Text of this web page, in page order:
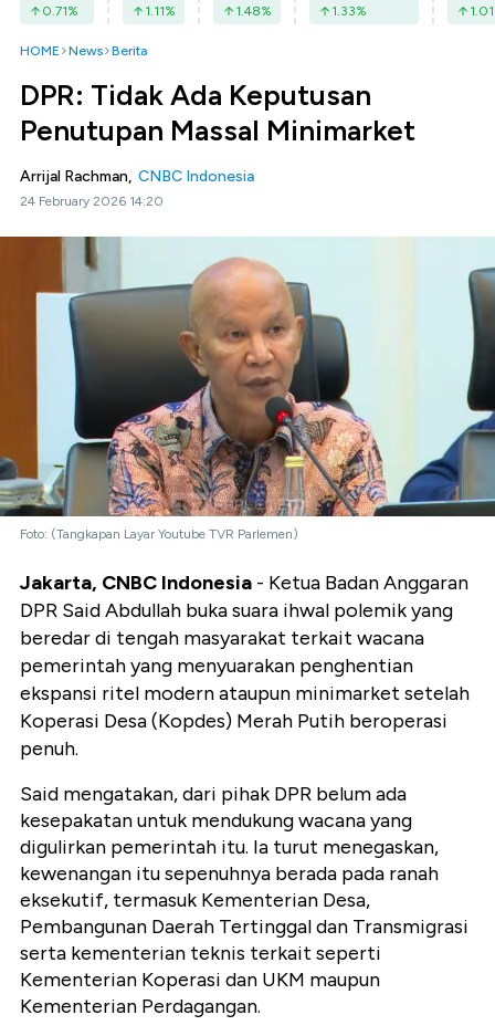
0.71% 1.11% 1.48% 1.33% 1.01
HOME News Berita
DPR: Tidak Ada Keputusan
Penutupan Massal Minimarket
Arrijal Rachman, CNBC Indonesia
24 February 2026 14:20
Foto: (Tangkapan Layar Youtube TVR Parlemen)
Jakarta, CNBC Indonesia - Ketua Badan Anggaran
DPR Said Abdullah buka suara ihwal polemik yang
beredar di tengah masyarakat terkait wacana
pemerintah yang menyuarakan penghentian
ekspansi ritel modern ataupun minimarket setelah
Koperasi Desa (Kopdes) Merah Putih beroperasi
penuh.
Said mengatakan, dari pihak DPR belum ada
kesepakatan untuk mendukung wacana yang
digulirkan pemerintah itu. Ia turut menegaskan,
kewenangan itu sepenuhnya berada pada ranah
eksekutif, termasuk Kementerian Desa,
Pembangunan Daerah Tertinggal dan Transmigrasi
serta kementerian teknis terkait seperti
Kementerian Koperasi dan UKM maupun
Kementerian Perdagangan.